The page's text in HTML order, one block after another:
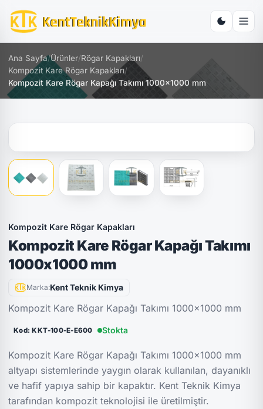
Ana Sayfa/Ürünler/Rögar Kapakları/
Kompozit Kare Rögar Kapakları/
Kompozit Kare Rögar Kapağı Takımı 1000x1000 mm
Kompozit Kare Rögar Kapakları
Kompozit Kare Rögar Kapağı Takımı
1000x1000 mm
Marka:Kent Teknik Kimya
Kompozit Kare Rögar Kapağı Takımı 1000x1000 mm
Kod: KKT-100-E-E600 Stokta
Kompozit Kare Rögar Kapağı Takımı 1000×1000 mm
altyapı sistemlerinde yaygın olarak kullanılan, dayanıklı
ve hafif yapıya sahip bir kapaktır. Kent Teknik Kimya
tarafından kompozit teknolojisi ile üretilmiştir.